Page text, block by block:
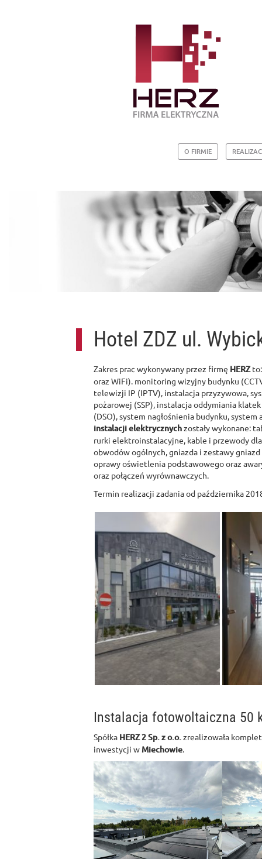
O FIRMIE
Hotel ZDZ ul.
Zakres prac wykonywany przez firmę HERZ
oraz WiFi). monitoring wizyjny budynku
telewizji IP (IPTV), instalacja przyzywowa,
pożarowej (SSP), instalacja oddymiania
(DSO), system nagłośnienia budynku,
instalacji elektrycznychzostały wykonane:
rurki elektroinstalacyjne, kable i przewody
obwodów ogólnych, gniazda i zestawy
oprawy oświetlenia podstawowego oraz
oraz połączeń wyrównawczych.
Termin realizacji zadania od października
Instalacja fotowoltaiczna 50
Spółka HERZ 2 Sp. z o.o.zrealizowała
inwestycji w Miechowie.